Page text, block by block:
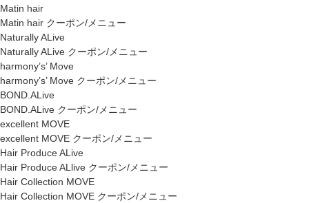
Matin hair
Matin hair クーポン/メニュー
Naturally ALive
Naturally ALive クーポン/メニュー
harmony’s’ Move
harmony’s’ Move クーポン/メニュー
BOND.ALive
BOND.ALive クーポン/メニュー
excellent MOVE
excellent MOVE クーポン/メニュー
Hair Produce ALive
Hair Produce ALlive クーポン/メニュー
Hair Collection MOVE
Hair Collection MOVE クーポン/メニュー